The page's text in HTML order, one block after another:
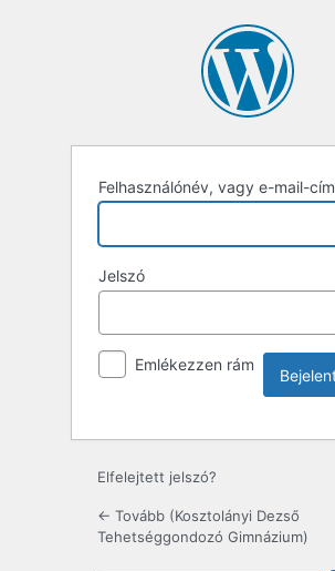
Felhasználónév, vagy e-mail-cím
Jelszó
Emlékezzen rám
Elfelejtett jelszó?
← Tovább (Kosztolányi Dezső
Tehetséggondozó Gimnázium)